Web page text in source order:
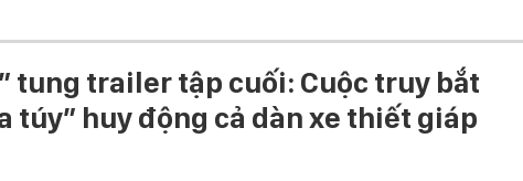
tung trailer tập cuối: Cuộc truy bắt
túy” huy động cả dàn xe thiết giáp